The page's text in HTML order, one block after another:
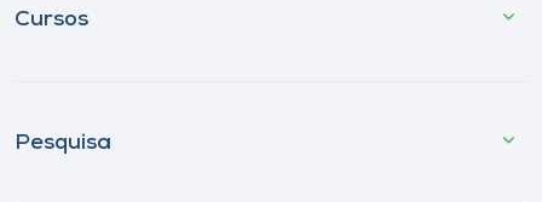
Cursos
Pesquisa